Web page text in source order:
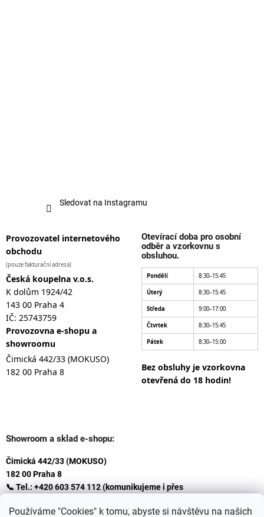
Používáme "Cookies" k tomu, abyste si návštěvu na našich
Sledovat na Instagramu
Provozovatel internetového
obchodu
(pouze fakturační adresa)
Česká koupelna v.o.s.
K dolům 1924/42
143 00 Praha 4
IČ: 25743759
Provozovna e-shopu a
showroomu
Čimická 442/33 (MOKUSO)
182 00 Praha 8
Otevírací doba pro osobní
odběr a vzorkovnu s
obsluhou.
Pondělí 8:30–15:45
Úterý 8:30–15:45
Středa 9:00–17:00
Čtvrtek 8:30–15:45
Pátek 8:30–15:00
Bez obsluhy je vzorkovna
otevřená do 18 hodin!
Showroom a sklad e-shopu:
Čimická 442/33 (MOKUSO)
182 00 Praha 8
📞 Tel.: +420 603 574 112 (komunikujeme i přes